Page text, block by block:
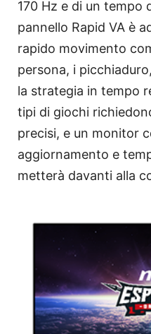
170 Hz e di un tempo
pannello Rapid VA è
rapido movimento
persona, i
la strategia in tempo
tipi di giochi
precisi, e un monitor
aggiornamento e
metterà davanti alla